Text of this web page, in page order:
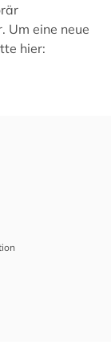
Um eine neue
hier: